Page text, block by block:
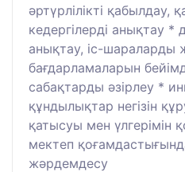
әртүрлілікті қабылдау,
кедергілерді анықтау
анықтау, іс-шараларды
бағдарламаларын
сабақтарды әзірлеу *
құндылықтар негізін
қатысуы мен үлгерімін
мектеп
жәрдемдесу